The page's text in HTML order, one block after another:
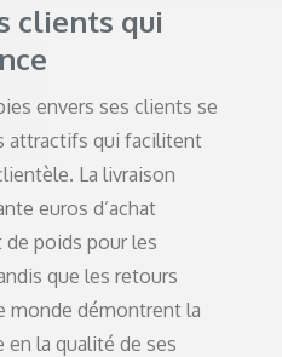
clients qui
envers ses clients se
attractifs qui facilitent
La livraison
euros d’achat
poids pour les
que les retours
monde démontrent la
en la qualité de ses